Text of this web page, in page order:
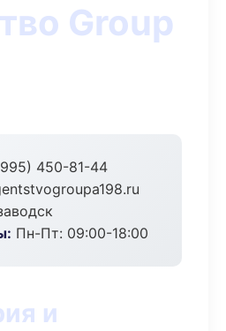
Group
450-81-44
Пн-Пт: 09:00-18:00
и